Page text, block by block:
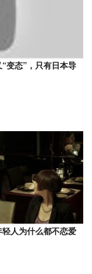
变态”，只有日本导
轻人为什么都不恋爱